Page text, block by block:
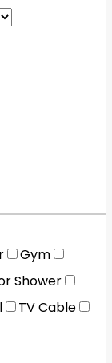
Gym
Shower
TV Cable